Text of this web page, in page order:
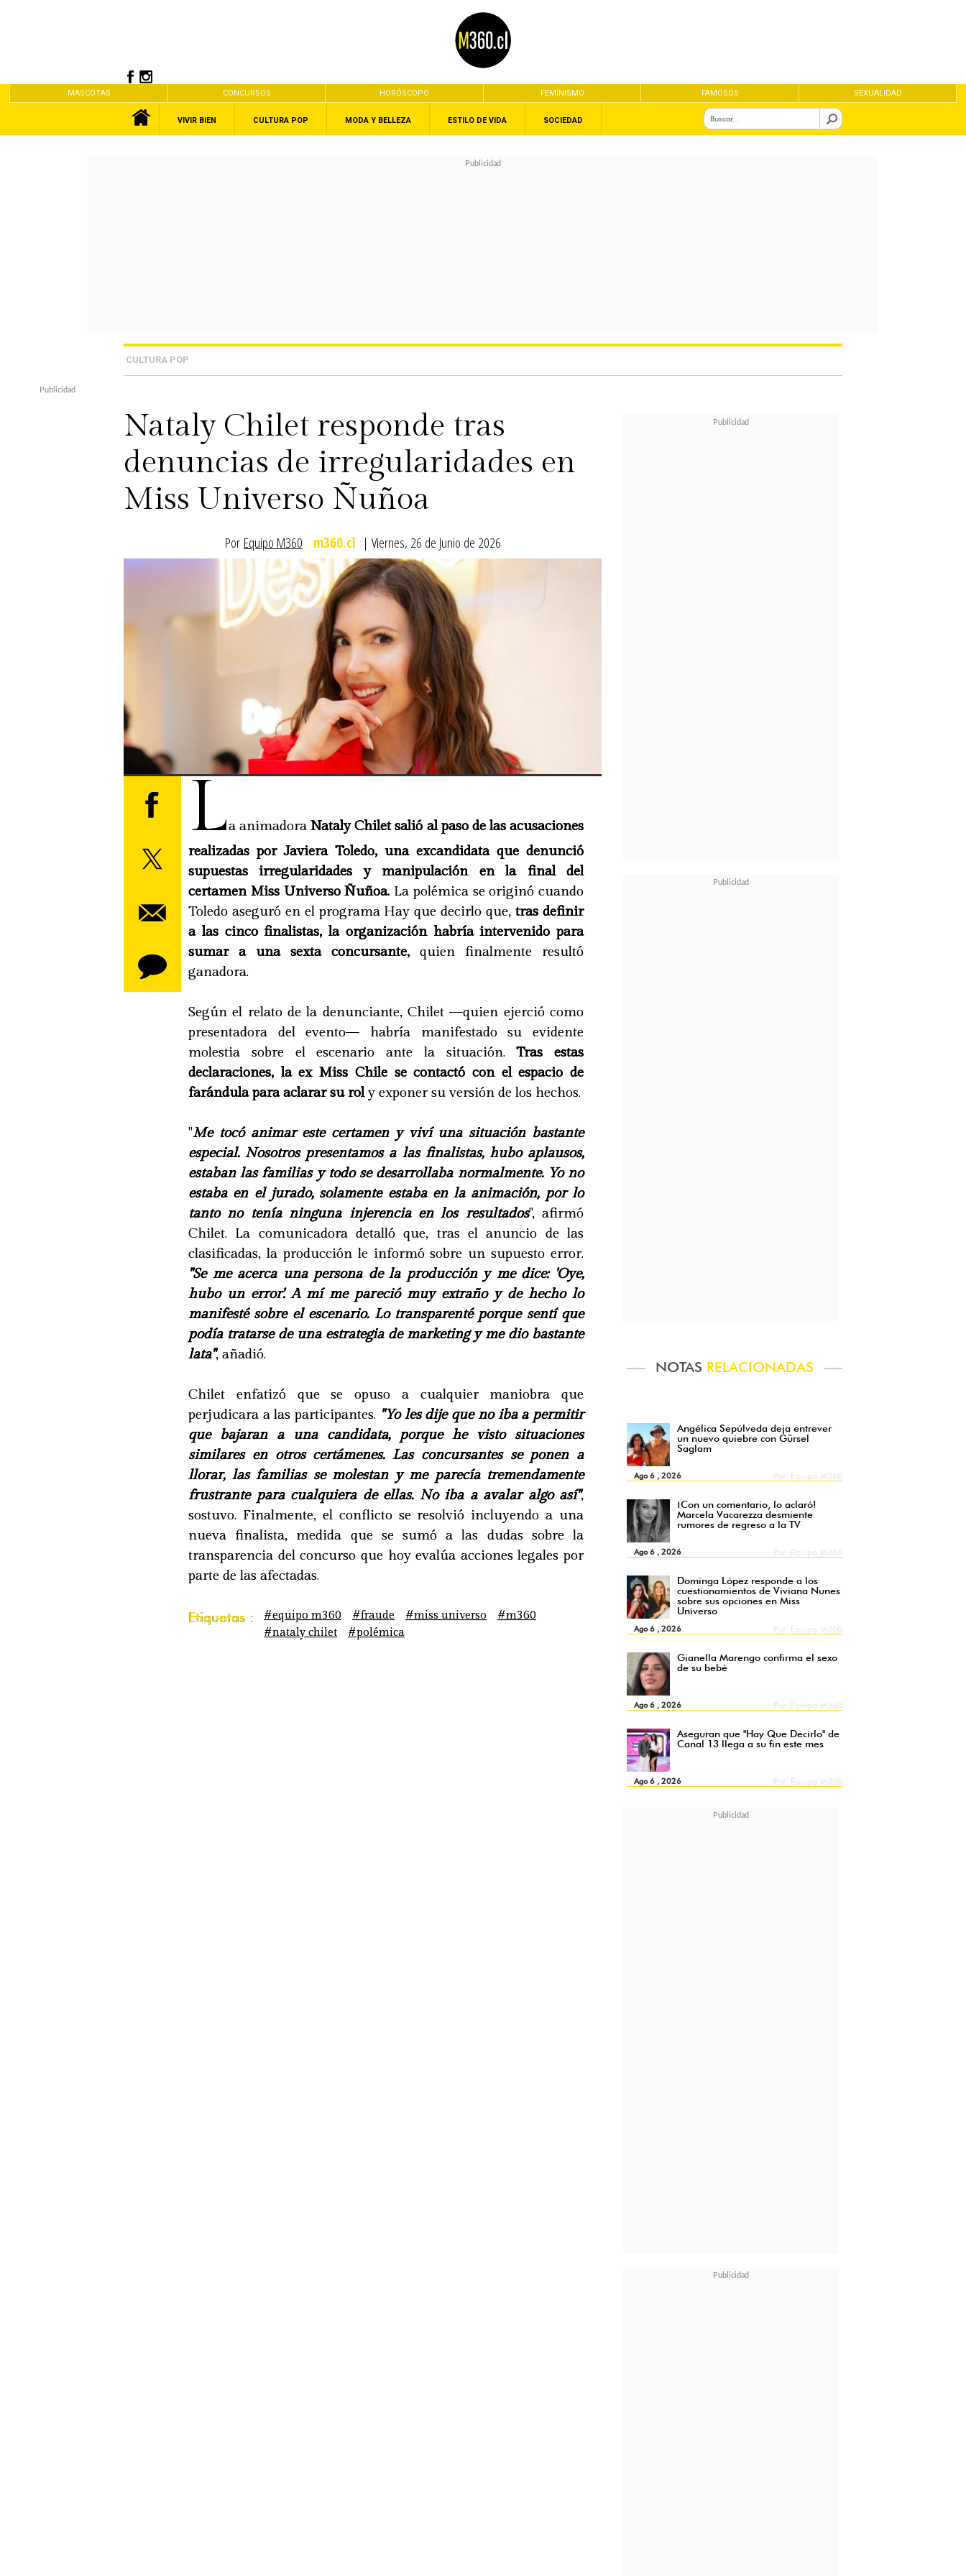
MASCOTAS CONCURSOS HORÓSCOPO FEMINISMO FAMOSOS SEXUALIDAD
VIVIR BIEN CULTURA POP MODA Y BELLEZA ESTILO DE VIDA SOCIEDAD
CULTURA POP
Nataly Chilet responde tras
denuncias de irregularidades en
Miss Universo Ñuñoa
Por Equipo M360 m360.cl | Viernes, 26 de Junio de 2026
NOTAS RELACIONADAS
Angélica Sepúlveda deja entrever
un nuevo quiebre con Gürsel
Saglam
Ago 6 , 2026
¡Con un comentario, lo aclaró!
Marcela Vacarezza desmiente
rumores de regreso a la TV
Ago 6 , 2026
Dominga López responde a los
cuestionamientos de Viviana Nunes
sobre sus opciones en Miss
Universo
Ago 6 , 2026
Gianella Marengo confirma el sexo
de su bebé
Ago 6 , 2026
Aseguran que "Hay Que Decirlo" de
Canal 13 llega a su fin este mes
Ago 6 , 2026
La animadoraNataly Chilet salió al paso de las acusaciones
realizadas por Javiera Toledo, una excandidata que denunció
supuestas irregularidades y manipulación en la final del
certamen Miss Universo Ñuñoa. La polémica se originó cuando
Toledo aseguró en el programa Hay que decirlo que,tras definir
a las cinco finalistas, la organización habría intervenido para
sumar a una sexta concursante, quien finalmente resultó
ganadora.
Según el relato de la denunciante, Chilet —quien ejerció como
presentadora del evento— habría manifestado su evidente
molestia sobre el escenario ante la situación.Tras estas
declaraciones, la ex Miss Chile se contactó con el espacio de
farándula para aclarar su roly exponer su versión de los hechos.
"Me tocó animar este certamen y viví una situación bastante
especial. Nosotros presentamos a las finalistas, hubo aplausos,
estaban las familias y todo se desarrollaba normalmente. Yo no
estaba en el jurado, solamente estaba en la animación, por lo
tanto no tenía ninguna injerencia en los resultados", afirmó
Chilet. La comunicadora detalló que, tras el anuncio de las
clasificadas, la producción le informó sobre un supuesto error.
"Se me acerca una persona de la producción y me dice: 'Oye,
hubo un error'. A mí me pareció muy extraño y de hecho lo
manifesté sobre el escenario. Lo transparenté porque sentí que
podía tratarse de una estrategia de marketing y me dio bastante
lata", añadió.
Chilet enfatizó que se opuso a cualquier maniobra que
perjudicara a las participantes. "Yo les dije que no iba a permitir
que bajaran a una candidata, porque he visto situaciones
similares en otros certámenes. Las concursantes se ponen a
llorar, las familias se molestan y me parecía tremendamente
frustrante para cualquiera de ellas. No iba a avalar algo así",
sostuvo. Finalmente, el conflicto se resolvió incluyendo a una
nueva finalista, medida que se sumó a las dudas sobre la
transparencia del concurso que hoy evalúa acciones legales por
parte de las afectadas.
Etiquetas : #equipo m360 #fraude #miss universo
#m360
#nataly chilet
#polémica